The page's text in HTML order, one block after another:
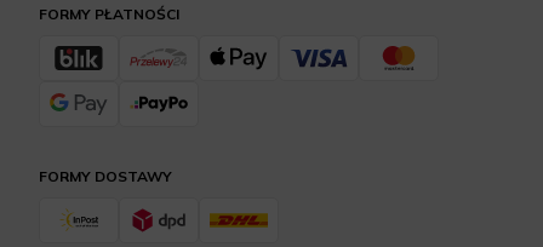
FORMY DOSTAWY
FORMY PŁATNOŚCI